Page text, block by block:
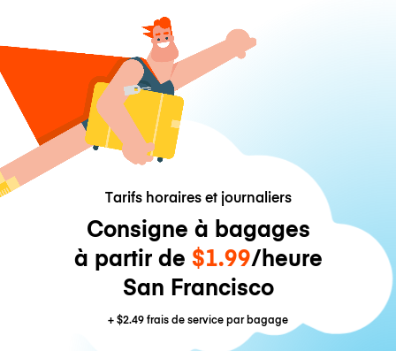
Tarifs horaires et journaliers
Consigne à bagages
à partir de $1.99/heure
San Francisco
+$2.49frais de service par bagage